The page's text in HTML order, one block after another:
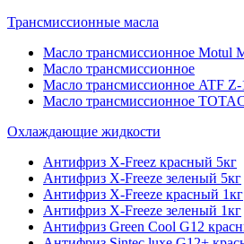
Трансмиссионные масла
Масло трансмиссионное Motul
Масло трансмиссионное
Масло трансмиссионное ATF
Масло трансмиссионное
Охлаждающие жидкости
Антифриз X-Freez красный 5кг
Антифриз X-Freeze зеленый 5кг
Антифриз X-Freeze красный 1кг
Антифриз X-Freeze зеленый 1кг
Антифриз Green Cool G12